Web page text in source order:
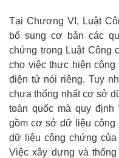
Tại Chương VI, Luật
bổ sung cơ bản các
chứng trong Luật Công
cho việc thực hiện
điện tử nói riêng. Tuy
chưa thống nhất cơ sở
toàn quốc mà quy
gồm cơ sở dữ liệu công
dữ liệu công chứng
Việc xây dựng và